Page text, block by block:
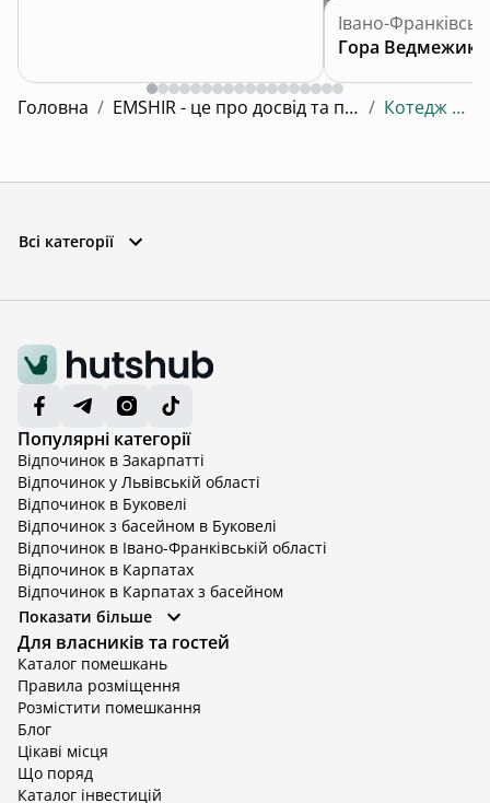
Івано-
Гора Ведмежик
Головна / EMSHIR - це про досвід та про відчуття. / Котедж SURI 4
Всі категорії
Популярні категорії
Відпочинок в Закарпатті
Відпочинок у Львівській області
Відпочинок в Буковелі
Відпочинок з басейном в Буковелі
Відпочинок в Івано-Франківській області
Відпочинок в Карпатах
Відпочинок в Карпатах з басейном
Відпочинок в Київській області
Відпочинок в Київській області з басейном
Відпочинок в Тернопільській області
Відпочинок у Вінницькій області
Відпочинок в Яремче
Відпочинок у Львівській області з басейном
Відпочинок з басейном в Тернопільській області
Показати більше
Для власників та гостей
Каталог помешкань
Правила розміщення
Розмістити помешкання
Блог
Цікаві місця
Що поряд
Каталог інвестицій